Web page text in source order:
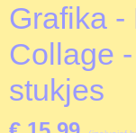
Grafika -
Collage
stukjes